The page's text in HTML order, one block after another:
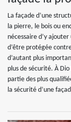
La façade d’une
la pierre, le bois ou
nécessaire d’y
d’être protégée
d’autant plus
plus de sécurité. À
partie des plus
la sécurité d’une